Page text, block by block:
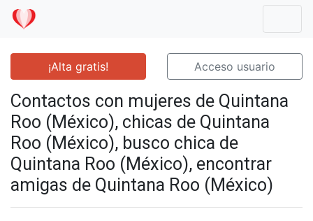
¡Alta gratis! Acceso usuario
Contactos con mujeres de Quintana
Roo (México), chicas de Quintana
Roo (México), busco chica de
Quintana Roo (México), encontrar
amigas de Quintana Roo (México)